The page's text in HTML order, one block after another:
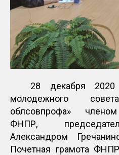
28 декабря
молодежного
облсовпрофа» членом
ФНПР,
Александром
Почетная грамота